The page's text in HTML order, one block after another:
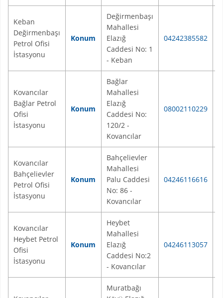
Keban
Değirmenbaşı
Petrol Ofisi
İstasyonu
Konum
Değirmenbaşı
Mahallesi
Elazığ
Caddesi No: 1
- Keban
04242385582
Kovancılar
Bağlar Petrol
Ofisi
İstasyonu
Konum
Bağlar
Mahallesi
Elazığ
Caddesi No:
120/2 -
Kovancılar
08002110229
Kovancılar
Bahçelievler
Petrol Ofisi
İstasyonu
Konum
Bahçelievler
Mahallesi
Palu Caddesi
No: 86 -
Kovancılar
04246116616
Kovancılar
Heybet Petrol
Ofisi
İstasyonu
Konum
Heybet
Mahallesi
Elazığ
Caddesi No:2
- Kovancılar
04246113057
Muratbağı